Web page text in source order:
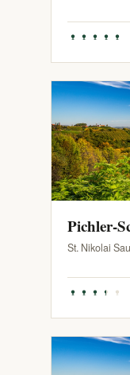
Pichler-
St. Nikolai